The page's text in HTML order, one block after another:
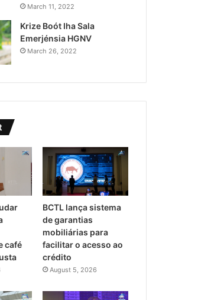
March 11, 2022
Krize Boót Iha Sala
Emerjénsia HGNV
March 26, 2022
café
BCTL lança sistema
de garantias
mobiliárias para
facilitar o acesso ao
crédito
August 5, 2026